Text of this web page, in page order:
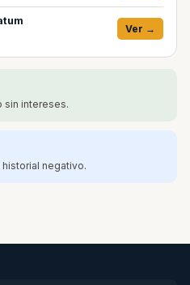
Ver →
sin intereses.
negativo.